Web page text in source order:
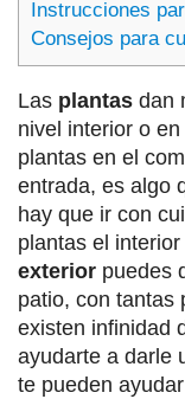
Instrucciones
Consejos para
Las plantas dan
nivel interior o
plantas en el
entrada, es algo
hay que ir con
plantas el
exterior puedes
patio, con tantas
existen infinidad
ayudarte a darle
te pueden